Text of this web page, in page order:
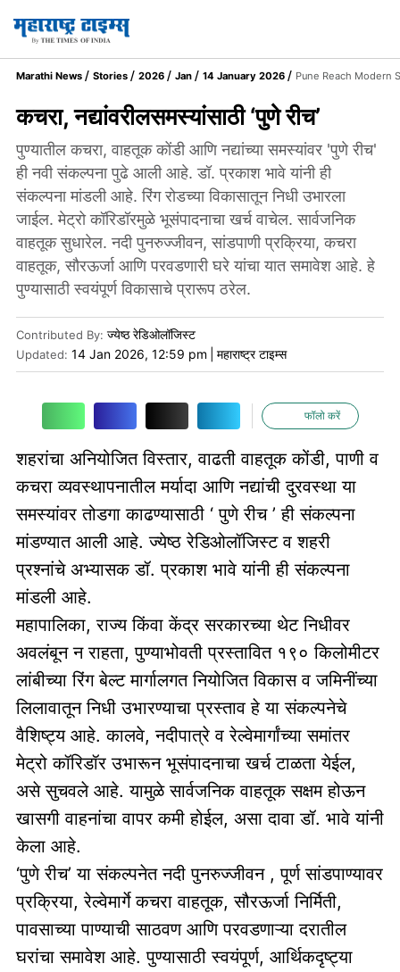
Marathi News Stories 2026 Jan 14 January 2026 Pune Reach Modern
कचरा, नद्यांवरीलसमस्यांसाठी ‘पुणे रीच’
पुण्यातील कचरा, वाहतूक कोंडी आणि नद्यांच्या समस्यांवर 'पुणे रीच'
ही नवी संकल्पना पुढे आली आहे. डॉ. प्रकाश भावे यांनी ही
संकल्पना मांडली आहे. रिंग रोडच्या विकासातून निधी उभारला
जाईल. मेट्रो कॉरिडॉरमुळे भूसंपादनाचा खर्च वाचेल. सार्वजनिक
वाहतूक सुधारेल. नदी पुनरुज्जीवन, सांडपाणी प्रक्रिया, कचरा
वाहतूक, सौरऊर्जा आणि परवडणारी घरे यांचा यात समावेश आहे. हे
पुण्यासाठी स्वयंपूर्ण विकासाचे प्रारूप ठरेल.
Contributed By: ज्येष्ठ रेडिओलॉजिस्ट
Updated: 14 Jan 2026, 12:59 pm महाराष्ट्र टाइम्स
फॉलो करें
शहरांचा अनियोजित विस्तार, वाढती वाहतूक कोंडी, पाणी व
कचरा व्यवस्थापनातील मर्यादा आणि नद्यांची दुरवस्था या
समस्यांवर तोडगा काढण्यासाठी ‘ पुणे रीच ’ ही संकल्पना
मांडण्यात आली आहे. ज्येष्ठ रेडिओलॉजिस्ट व शहरी
प्रश्नांचे अभ्यासक डॉ. प्रकाश भावे यांनी ही संकल्पना
मांडली आहे.
महापालिका, राज्य किंवा केंद्र सरकारच्या थेट निधीवर
अवलंबून न राहता, पुण्याभोवती प्रस्तावित १९० किलोमीटर
लांबीच्या रिंग बेल्ट मार्गालगत नियोजित विकास व जमिनींच्या
लिलावातून निधी उभारण्याचा प्रस्ताव हे या संकल्पनेचे
वैशिष्ट्य आहे. कालवे, नदीपात्रे व रेल्वेमार्गांच्या समांतर
मेट्रो कॉरिडॉर उभारून भूसंपादनाचा खर्च टाळता येईल,
असे सुचवले आहे. यामुळे सार्वजनिक वाहतूक सक्षम होऊन
खासगी वाहनांचा वापर कमी होईल, असा दावा डॉ. भावे यांनी
केला आहे.
‘पुणे रीच’ या संकल्पनेत नदी पुनरुज्जीवन , पूर्ण सांडपाण्यावर
प्रक्रिया, रेल्वेमार्गे कचरा वाहतूक, सौरऊर्जा निर्मिती,
पावसाच्या पाण्याची साठवण आणि परवडणाऱ्या दरातील
घरांचा समावेश आहे. पुण्यासाठी स्वयंपूर्ण, आर्थिकदृष्ट्या